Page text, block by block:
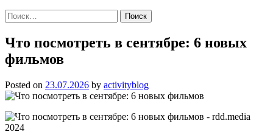
Найти:
Что посмотреть в сентябре: 6 новых
фильмов
Posted on 23.07.2026 by activityblog